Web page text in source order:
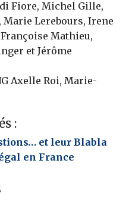
Fiore, Michel Gille,
Marie Lerebours, Irene
Mathieu,
et Jérôme
Axelle Roi, Marie-
:
et leur Blabla
en France